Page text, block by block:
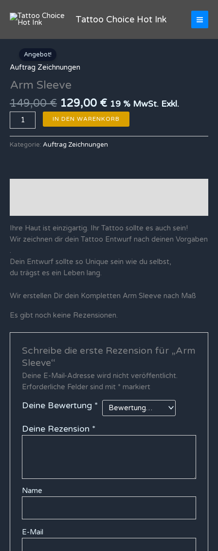
Inhalt
springen
Tattoo Choice Hot Ink
Angebot!
Auftrag Zeichnungen
Arm Sleeve
149,00€
war:
129,00 € 19 % MwSt. Exkl.
Sleeve
Menge
IN DEN WARENKORB
Kategorie: Auftrag Zeichnungen
Ihre Haut ist einzigartig. Ihr Tattoo sollte es auch sein!
Wir zeichnen dir dein Tattoo Entwurf nach deinen Vorgaben
.
Dein Entwurf sollte so Unique sein wie du selbst,
du trägst es ein Leben lang.
Wir erstellen Dir dein Kompletten Arm Sleeve nach Maß
Es gibt noch keine Rezensionen.
Schreibe die erste Rezension für „Arm
Sleeve“
Deine E-Mail-Adresse wird nicht veröffentlicht.
Erforderliche Felder sind mit * markiert
Deine Bewertung *
Deine Rezension *
Name
E-Mail